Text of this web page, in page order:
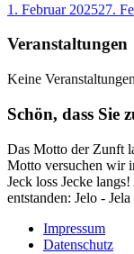
1. Februar 202527.
Veranstaltungen
Keine Veranstaltungen
Schön, dass Sie
Das Motto der Zunft
Motto versuchen wir
Jeck loss Jecke
entstanden: Jelo - Jela
Impressum
Datenschutz